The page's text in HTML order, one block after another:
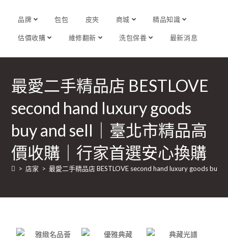
品牌 包包 皮夾 商城 精品知識
估價收購 維修翻新 洗包保養 最新消息
最愛二手精品店 BESTLOVE
second hand luxury goods
buy and sell｜臺北市精品高
價收購｜行家首選安心換購
> 店家 > 最愛二手精品店 BESTLOVE second hand luxury goods buy